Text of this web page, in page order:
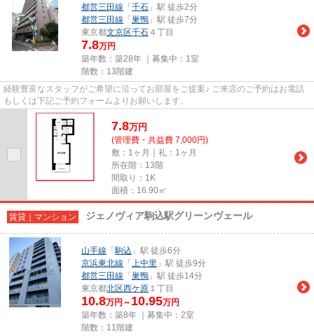
都営三田線 「 千石 」駅 徒歩2分
都営三田線 「 巣鴨 」駅 徒歩7分
東京都文京区千石 ４丁目
7.8万円
築年数：築28年 ｜募集中： 1室
階数：13階建
経験豊富なスタッフがご希望に沿ってお部屋をご提案♪ ご来店のご予約はお電話
もしくは下記ご予約フォームよりお願いします。
7.8万円
(管理費・共益費 7,000円)
敷：1ヶ月｜礼：1ヶ月
所在階：13階
間取り：1K
面積：16.90㎡
賃貸｜マンション ジェノヴィア駒込駅グリーンヴェール
山手線 「駒込 」駅 徒歩6分
京浜東北線 「 上中里 」駅 徒歩9分
都営三田線 「 巣鴨 」駅 徒歩14分
東京都北区西ケ原 １丁目
10.8万円～ 10.95万円
築年数：築8年 ｜募集中： 2室
階数：11階建